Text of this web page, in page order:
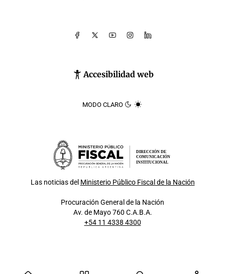
Accesibilidad web
MODO CLARO
DIRECCIÓN DE
COMUNICACIÓN
INSTITUCIONAL
Las noticias del Ministerio Público Fiscal de la Nación
Procuración General de la Nación
Av. de Mayo 760 C.A.B.A.
+54 11 4338 4300